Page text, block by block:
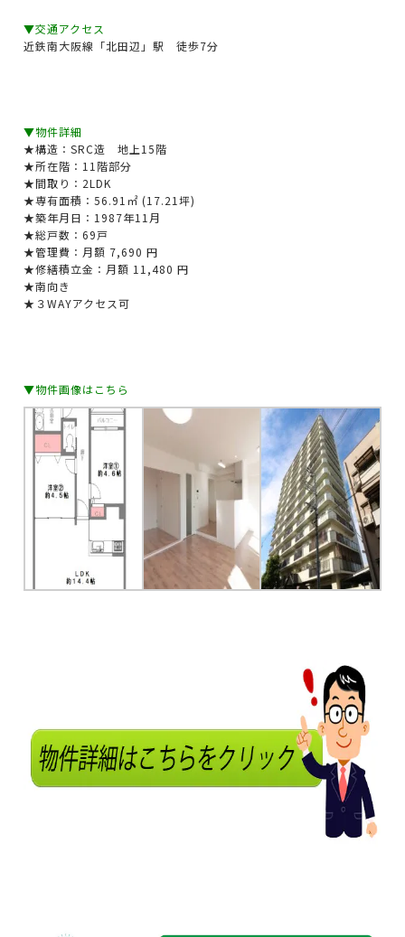
▼交通アクセス
近鉄南大阪線「北田辺」駅 徒歩7分
▼物件詳細
★構造：SRC造 地上15階
★所在階：11階部分
★間取り： 2LDK
★専有面積：56.91㎡ (17.21坪)
★築年月日：1987年11月
★総戸数：69戸
★管理費：月額 7,690 円
★修繕積立金：月額 11,480 円
★南向き
★３WAYアクセス可
▼物件画像はこちら